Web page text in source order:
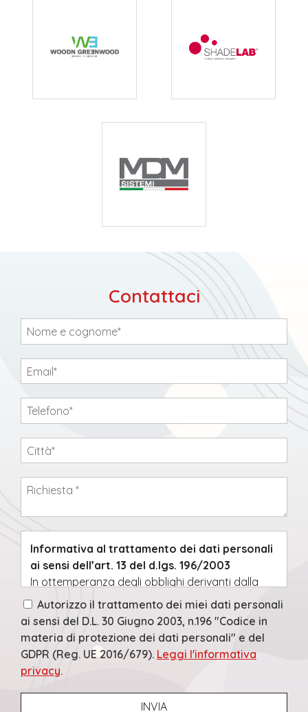
Contattaci
Informativa al trattamento dei dati personali
ai sensi dell’art. 13 del d.lgs. 196/2003
In ottemperanza degli obblighi derivanti dalla
normativa nazionale (D. Lgs 30 giugno 2003 n.
196, Codice in materia di protezione dei dati
personali) e comunitaria, (Regolamento
europeo per la protezione dei dati personali n.
679/2016, GDPR) e successive modifiche, la
presente Informativa nasce allo scopo di far
conoscere con la massima trasparenza e
Autorizzo il trattamento dei miei dati personali
ai sensi del D.L. 30 Giugno 2003, n.196 "Codice in
materia di protezione dei dati personali" e del
GDPR (Reg. UE 2016/679). Leggi l'informativa
privacy.